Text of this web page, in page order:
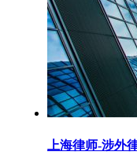
上海律师-涉外